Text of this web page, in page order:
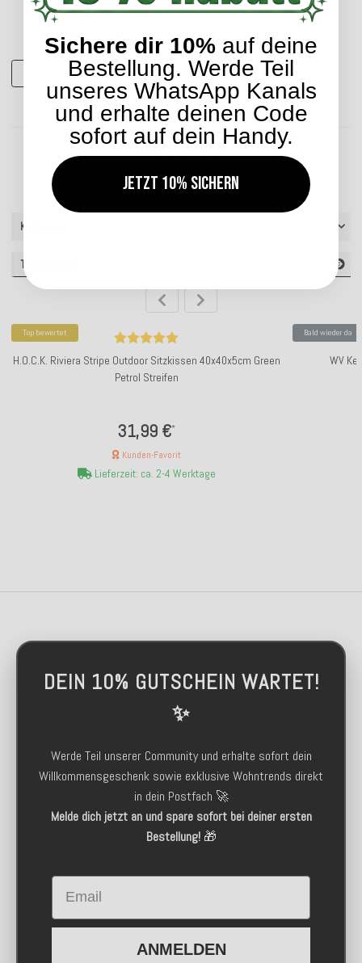
60x60cm salmon 615 lachs
ab23,04 €*
Zum Artikel
Lieferzeit: ca. 2-4 Werktage
Artikel 1 - 13 von 13
Kategorien
Top bewertet
Top bewertet
H.O.C.K. Riviera Stripe Outdoor Sitzkissen 40x40x5cm Green
Petrol Streifen
31,99 €*
Kunden-Favorit
Lieferzeit: ca. 2-4 Werktage
Bald wieder da
WV
DEIN 10% GUTSCHEIN WARTET!
✨
Werde Teil unserer Community und erhalte sofort dein
Willkommensgeschenk sowie exklusive Wohntrends direkt
in dein Postfach 🚀
Melde dich jetzt an und spare sofort bei deiner ersten
Bestellung!🎁
Email
ANMELDEN
Sichere dir 10% auf deine
Bestellung. Werde Teil
unseres WhatsApp Kanals
und erhalte deinen Code
sofort auf dein Handy.
Jetzt 10% sichern